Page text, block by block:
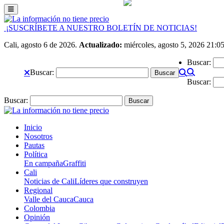
¡SUSCRÍBETE A NUESTRO BOLETÍN DE NOTICIAS!
Cali, agosto 6 de 2026. Actualizado: miércoles, agosto 5, 2026 21:05
Buscar:
Buscar:
Buscar:
Buscar:
Inicio
Nosotros
Pautas
Política
En campañaGraffiti
Cali
Noticias de CaliLíderes que construyen
Regional
Valle del CaucaCauca
Colombia
Opinión